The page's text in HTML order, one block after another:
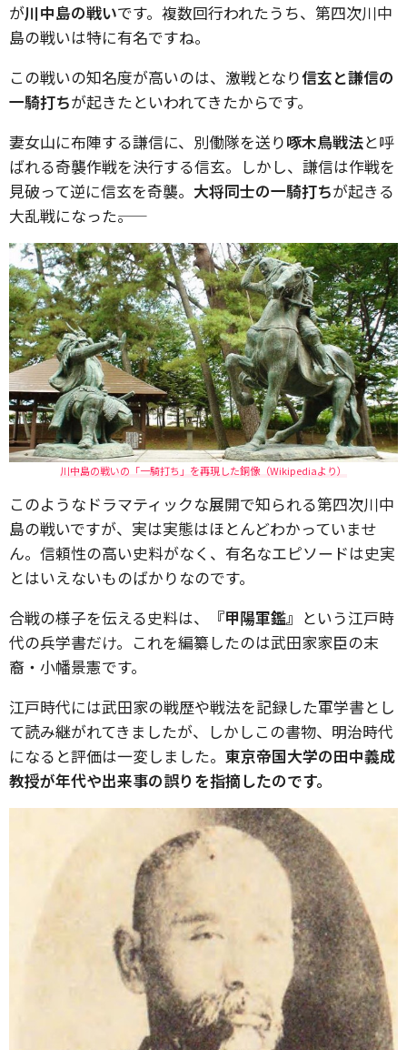
が川中島の戦いです。複数回行われたうち、第四次川中
島の戦いは特に有名ですね。
この戦いの知名度が高いのは、激戦となり信玄と謙信の
一騎打ちが起きたといわれてきたからです。
妻女山に布陣する謙信に、別働隊を送り啄木鳥戦法と呼
ばれる奇襲作戦を決行する信玄。しかし、謙信は作戦を
見破って逆に信玄を奇襲。 大将同士の一騎打ちが起きる
大乱戦になった――。
川中島の戦いの「一騎打ち」を再現した銅像（Wikipediaより）
このようなドラマティックな展開で知られる第四次川中
島の戦いですが、実は実態はほとんどわかっていませ
ん。信頼性の高い史料がなく、有名なエピソードは史実
とはいえないものばかりなのです。
合戦の様子を伝える史料は、
『甲陽軍鑑』 という江戸時
代の兵学書だけ。これを編纂したのは武田家家臣の末
裔・小幡景憲です。
江戸時代には武田家の戦歴や戦法を記録した軍学書とし
て読み継がれてきましたが、しかしこの書物、明治時代
になると評価は一変しました。 東京帝国大学の田中義成
教授が年代や出来事の誤りを指摘したのです。